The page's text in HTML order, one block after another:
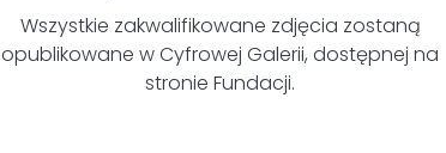
Wszystkie zakwalifikowane zdjęcia zostaną
opublikowane w Cyfrowej Galerii, dostępnej na
stronie Fundacji.